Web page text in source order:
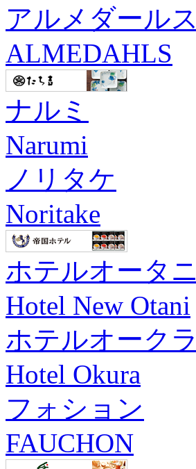
アルメダールス
ALMEDAHLS
ナルミ
Narumi
ノリタケ
Noritake
ホテルオータニ
Hotel New Otani
ホテルオークラ
Hotel Okura
フォション
FAUCHON